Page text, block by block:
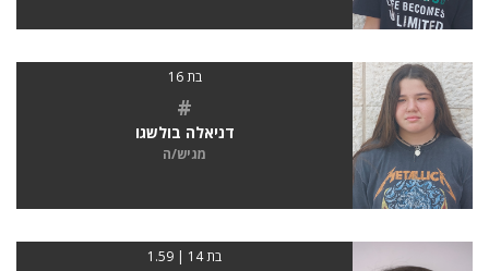
בת 16
#
דניאלה בולשגו
מגיש/ה
בת 14 | 1.59